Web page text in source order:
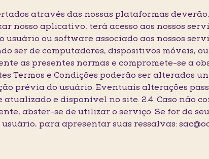
através das nossas plataformas
nosso aplicativo, terá acesso aos nossos
ou software associado aos nossos
ser de computadores, dispositivos móveis,
as presentes normas e compromete-se a
Termos e Condições poderão ser alterados
prévia do usuário. Eventuais alterações
e disponível no site. 2.4. Caso não
abster-se de utilizar o serviço. Se for de
para apresentar suas ressalvas: